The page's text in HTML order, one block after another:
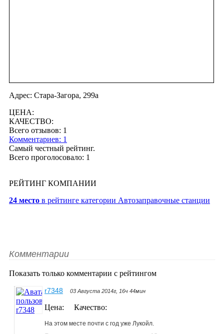
Адрес: Стара-Загора, 299а
ЦЕНА:
КАЧЕСТВО:
Всего отзывов: 1
Комментариев: 1
Самый честный рейтинг.
Всего проголосовало: 1
РЕЙТИНГ КОМПАНИИ
24 место в рейтинге категории Автозаправочные станции
Комментарии
Показать только комментарии с рейтингом
r7348 03 Августа 2014г, 16ч 44мин
Цена: Качество:
На этом месте почти с год уже Лукойл.